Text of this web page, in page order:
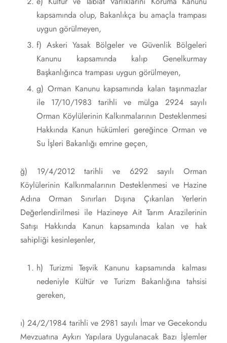
kapsamında olup, Bakanlıkça bu amaçla trampası
uygun görülmeyen,
f) Askeri Yasak Bölgeler ve Güvenlik Bölgeleri
Kanunu kapsamında kalıp Genelkurmay
Başkanlığınca trampası uygun görülmeyen,
g) Orman Kanunu kapsamında kalan taşınmazlar
ile 17/10/1983 tarihli ve mülga 2924 sayılı
Orman Köylülerinin Kalkınmalarının Desteklenmesi
Hakkında Kanun hükümleri gereğince Orman ve
Su İşleri Bakanlığı emrine geçen,
ğ) 19/4/2012 tarihli ve 6292 sayılı Orman
Köylülerinin Kalkınmalarının Desteklenmesi ve Hazine
Adına Orman Sınırları Dışına Çıkarılan Yerlerin
Değerlendirilmesi ile Hazineye Ait Tarım Arazilerinin
Satışı Hakkında Kanun kapsamında kalan ve hak
sahipliği kesinleşenler,
h) Turizmi Teşvik Kanunu kapsamında kalması
nedeniyle Kültür ve Turizm Bakanlığına tahsisi
gereken,
ı) 24/2/1984 tarihli ve 2981 sayılı İmar ve Gecekondu
Mevzuatına Aykırı Yapılara Uygulanacak Bazı İşlemler